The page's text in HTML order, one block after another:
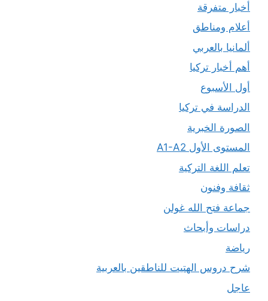
أخبار متفرقة
أعلام ومناطق
ألمانيا بالعربي
أهم أخبار تركيا
أول الأسبوع
الدراسة في تركيا
الصورة الخبرية
المستوى الأول A1-A2
تعلم اللغة التركية
ثقافة وفنون
جماعة فتح الله غولن
دراسات وأبحاث
رياضة
شرح دروس الهتيت للناطقين بالعربية
عاجل